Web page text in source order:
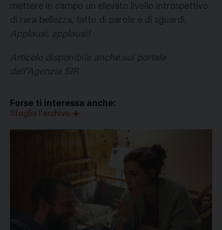
mettere in campo un elevato livello introspettivo
di rara bellezza, fatto di parole e di sguardi.
Applausi, applausi!
Articolo disponibile anche sul portale
dell’Agenzia SIR
Forse ti interessa anche:
Sfoglia l'archivo